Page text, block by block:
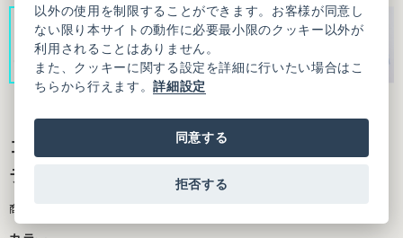
コットンポリエステル天竺 リバーシブルカー
ディガン
商品番号：3101KN005261F20
以外の使用を制限することができます。お客様が同意し
ない限り本サイトの動作に必要最小限のクッキー以外が
利用されることはありません。
また、クッキーに関する設定を詳細に行いたい場合はこ
ちらから行えます。詳細設定
同意する
拒否する